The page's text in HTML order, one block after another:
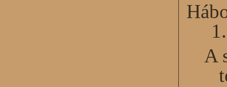
A